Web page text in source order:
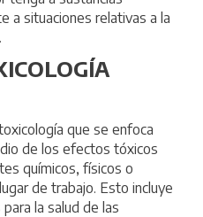
a situaciones relativas a la
que se enfoca
de los efectos tóxicos
químicos, físicos o
de trabajo. Esto incluye
la salud de las